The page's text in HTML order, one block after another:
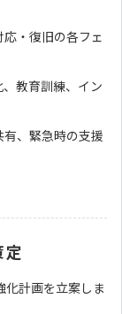
応・復旧の各フェ
、教育訓練、イン
有、緊急時の支援
化計画を立案しま